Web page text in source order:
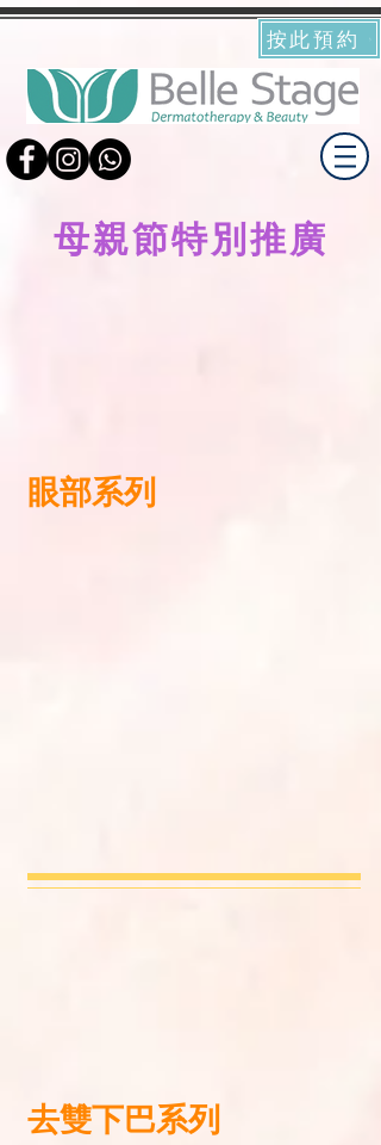
按此預約
​母親節特別推廣
眼部系列
去雙下巴系列